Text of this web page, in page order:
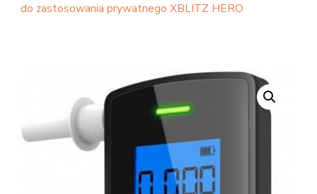
do zastosowania prywatnego XBLITZ HERO